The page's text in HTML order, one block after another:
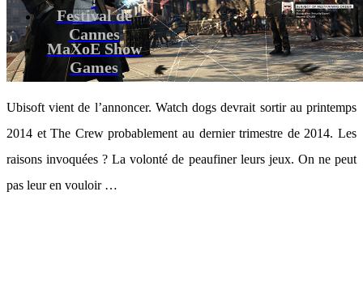
Festival de
Cannes
MaXoE Show
Games
Ubisoft vient de l’annoncer. Watch dogs devrait sortir au printemps
2014 et The Crew probablement au dernier trimestre de 2014. Les
raisons invoquées ? La volonté de peaufiner leurs jeux. On ne peut
pas leur en vouloir …